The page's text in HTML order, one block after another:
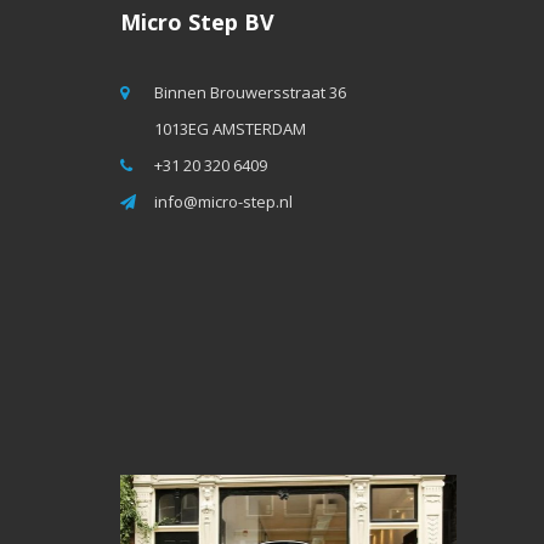
Micro Step BV
Binnen Brouwersstraat 36
1013EG AMSTERDAM
+31 20 320 6409
info@micro-step.nl